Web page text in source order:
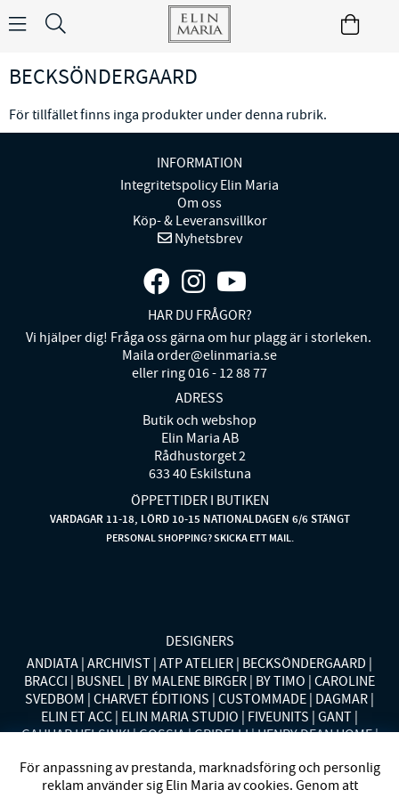
BECKSÖNDERGAARD
För tillfället finns inga produkter under denna rubrik.
INFORMATION
Integritetspolicy Elin Maria
Om oss
Köp- & Leveransvillkor
Nyhetsbrev
HAR DU FRÅGOR?
Vi hjälper dig! Fråga oss gärna om hur plagg är i storleken.
Maila order@elinmaria.se
eller ring 016 - 12 88 77
ADRESS
Butik och webshop
Elin Maria AB
Rådhustorget 2
633 40 Eskilstuna
ÖPPETTIDER I BUTIKEN
VARDAGAR 11-18, LÖRD 10-15 NATIONALDAGEN 6/6 STÄNGT
PERSONAL SHOPPING? SKICKA ETT MAIL.
DESIGNERS
ANDIATA ARCHIVIST ATP ATELIER BECKSÖNDERGAARD
BRACCI BUSNEL BY MALENE BIRGER BY TIMO CAROLINE
SVEDBOM CHARVET ÉDITIONS CUSTOMMADE DAGMAR
ELIN ET ACC ELIN MARIA STUDIO FIVEUNITS GANT
GAUHAR HELSINKI GOSSIA GRIDELLI HENRY DEAN HOME
MISSONI HOME MONO MORENO CALIFORNIA MOS MOSH
MRS HOSIERY NORDAN HOME NÜMPH POLO RALPH
För anpassning av prestanda, marknadsföring och personlig
reklam använder sig Elin Maria av cookies. Genom att